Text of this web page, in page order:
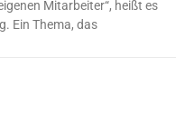
Mitarbeiter“, heißt es
Ein Thema, das